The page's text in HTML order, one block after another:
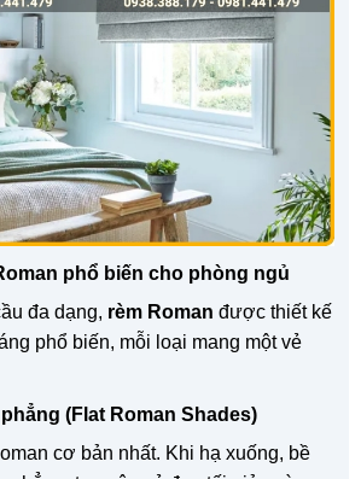
phổ biến cho phòng ngủ
đa dạng, rèm Roman được thiết kế
phổ biến, mỗi loại mang một vẻ
(Flat Roman Shades)
cơ bản nhất. Khi hạ xuống, bề